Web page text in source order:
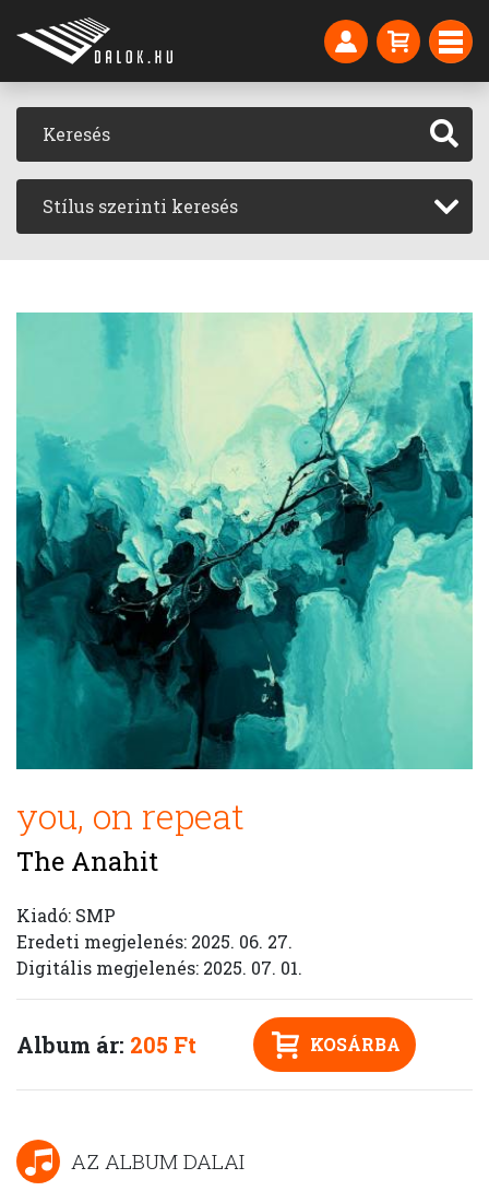
Stílus szerinti keresés
you, on repeat
The Anahit
Kiadó: SMP
Eredeti megjelenés: 2025. 06. 27.
Digitális megjelenés: 2025. 07. 01.
Album ár: 205 Ft KOSÁRBA
AZ ALBUM DALAI